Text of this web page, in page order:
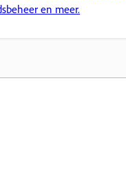
en meer.